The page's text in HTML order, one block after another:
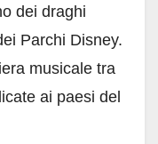
dei draghi
Parchi Disney.
musicale tra
ai paesi del